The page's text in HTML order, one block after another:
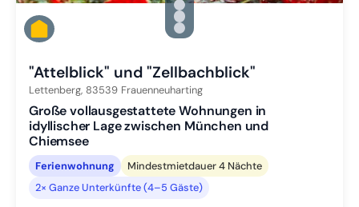
Zu Slide 2 wechseln
Zu Slide 3 wechseln
Zu Slide 4 wechseln
Zu Slide 5 wechseln
"Attelblick" und "Zellbachblick"
Lettenberg, 83539 Frauenneuharting
Große vollausgestattete Wohnungen in
idyllischer Lage zwischen München und
Chiemsee
Ferienwohnung
Mindestmietdauer 4 Nächte
2× Ganze Unterkünfte (4–5 Gäste)